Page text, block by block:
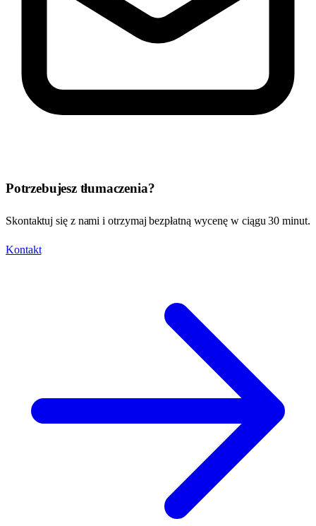
Potrzebujesz tłumaczenia?
Skontaktuj się z nami i otrzymaj bezpłatną wycenę w ciągu 30 minut.
Kontakt